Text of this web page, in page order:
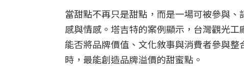
當甜點不再只是甜點，而是一場可被參與
感與情感。塔吉特的案例顯示，台灣觀光
能否將品牌價值、文化敘事與消費者參與
時，最能創造品牌溢價的甜蜜點。